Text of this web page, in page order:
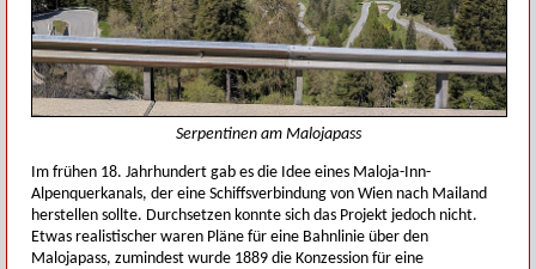
Serpentinen am Malojapass
Im frühen 18. Jahrhundert gab es die Idee eines Maloja-Inn-
Alpenquerkanals, der eine Schiffsverbindung von Wien nach Mailand
herstellen sollte. Durchsetzen konnte sich das Projekt jedoch nicht.
Etwas realistischer waren Pläne für eine Bahnlinie über den
Malojapass, zumindest wurde 1889 die Konzession für eine